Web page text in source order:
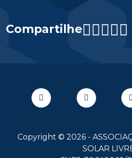
Compartilhe
Copyright © 2026 -
SOLAR